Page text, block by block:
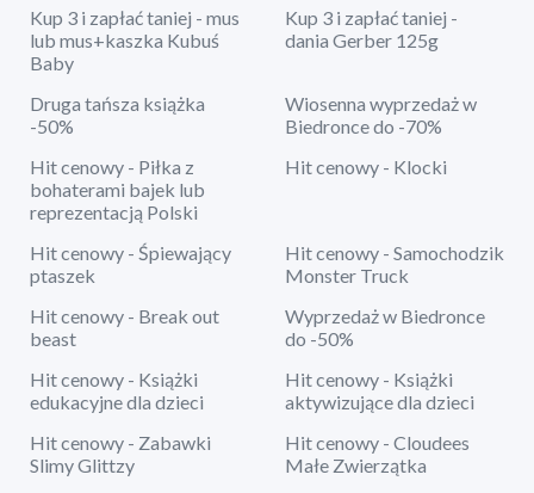
Kup 3 i zapłać taniej - mus
lub mus+kaszka Kubuś
Baby
Kup 3 i zapłać taniej -
dania Gerber 125g
Druga tańsza książka
-50%
Wiosenna wyprzedaż w
Biedronce do -70%
Hit cenowy - Piłka z
bohaterami bajek lub
reprezentacją Polski
Hit cenowy - Klocki
Hit cenowy - Śpiewający
ptaszek
Hit cenowy - Samochodzik
Monster Truck
Hit cenowy - Break out
beast
Wyprzedaż w Biedronce
do -50%
Hit cenowy - Książki
edukacyjne dla dzieci
Hit cenowy - Książki
aktywizujące dla dzieci
Hit cenowy - Zabawki
Slimy Glittzy
Hit cenowy - Cloudees
Małe Zwierzątka